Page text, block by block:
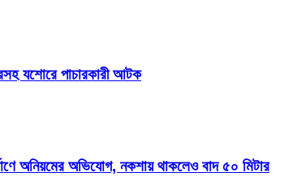
যশোরে পাচারকারী আটক​
অনিয়মের অভিযোগ, নকশায় থাকলেও বাদ ৫০ মিটার